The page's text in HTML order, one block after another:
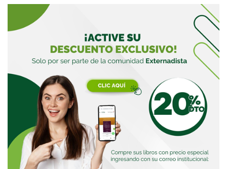
Buscar